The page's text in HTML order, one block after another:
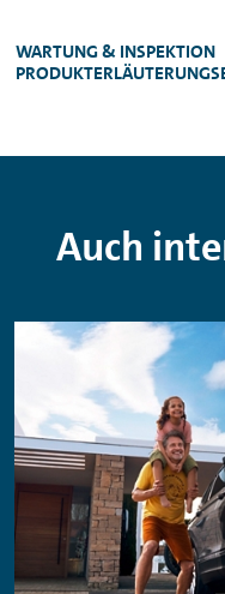
WARTUNG & INSPEKTION
Auch